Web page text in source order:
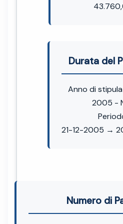
Durata del
Anno di
2005 -
21-12-2005 →
Numero di